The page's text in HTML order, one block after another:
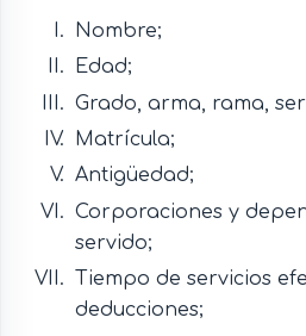
Nombre;
Edad;
Grado, arma, rama,
Matrícula;
Antigüedad;
Corporaciones y
servido;
Tiempo de servicios
deducciones;